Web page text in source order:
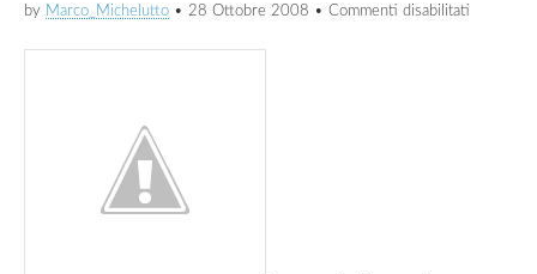
by Marco_Michelutto • 28 Ottobre 2008 • Commenti disabilitati